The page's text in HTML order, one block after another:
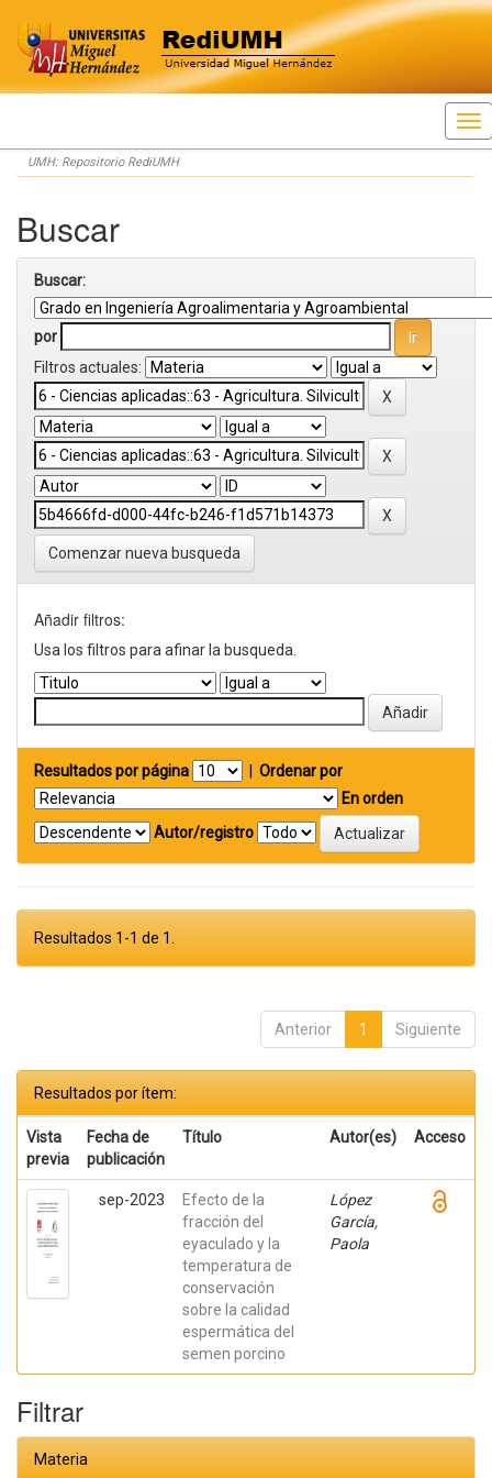
Skip
navigation
UMH: Repositorio RediUMH
Buscar
Buscar:
por
Filtros actuales:
Comenzar nueva busqueda
Añadir filtros:
Usa los filtros para afinar la busqueda.
Resultados por página
Ordenar por
En orden
Autor/registro
Resultados 1-1 de 1.
Anterior 1 Siguiente
Resultados por ítem:
Vista
previa
Fecha de
publicación
Título Autor(es) Acceso
sep-2023
Efecto de la
fracción del
eyaculado y la
temperatura de
conservación
sobre la calidad
espermática del
semen porcino
López
García,
Paola
Filtrar
Materia